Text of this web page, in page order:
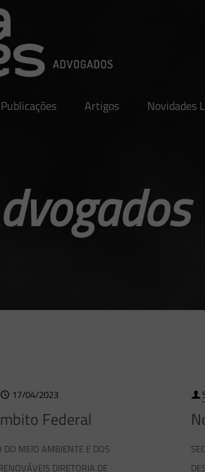
Publicações Artigos Novidades
17/04/2023
Federal
DO MEIO AMBIENTE E DOS
DIRETORIA DE